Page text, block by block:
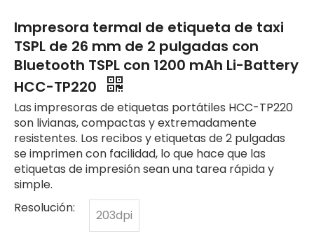
Impresora termal de etiqueta de taxi
TSPL de 26 mm de 2 pulgadas con
Bluetooth TSPL con 1200 mAh Li-Battery
HCC-TP220
Las impresoras de etiquetas portátiles HCC-TP220
son livianas, compactas y extremadamente
resistentes. Los recibos y etiquetas de 2 pulgadas
se imprimen con facilidad, lo que hace que las
etiquetas de impresión sean una tarea rápida y
simple.
Resolución:
203dpi